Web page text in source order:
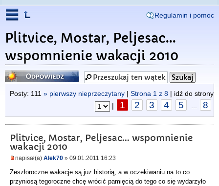
Regulamin i pomoc
Plitvice, Mostar, Peljesac...
wspomnienie wakacji 2010
Odpowiedz
Posty: 111 » pierwszy nieprzeczytany | Strona 1 z 8 | idź do strony
|
1 2 3 4 5 8
Plitvice, Mostar, Peljesac... wspomnienie
wakacji 2010
napisał(a) Alek70 » 09.01.2011 16:23
Zeszłoroczne wakacje są już historią, a w oczekiwaniu na to co
przyniosą tegoroczne chcę wrócić pamięcią do tego co się wydarzyło